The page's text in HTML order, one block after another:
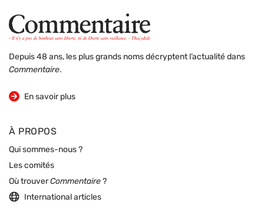
Depuis 48 ans, les plus grands noms décryptent l’actualité dans
Commentaire.
En savoir plus
sur la revue
À PROPOS
Qui sommes-nous ?
Les comités
Où trouverCommentaire ?
International articles